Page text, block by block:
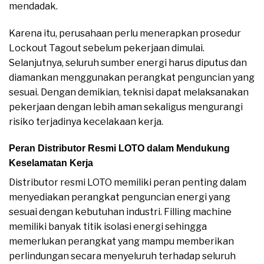
mendadak.
Karena itu, perusahaan perlu menerapkan prosedur
Lockout Tagout sebelum pekerjaan dimulai.
Selanjutnya, seluruh sumber energi harus diputus dan
diamankan menggunakan perangkat penguncian yang
sesuai. Dengan demikian, teknisi dapat melaksanakan
pekerjaan dengan lebih aman sekaligus mengurangi
risiko terjadinya kecelakaan kerja.
Peran Distributor Resmi LOTO dalam Mendukung
Keselamatan Kerja
Distributor resmi LOTO memiliki peran penting dalam
menyediakan perangkat penguncian energi yang
sesuai dengan kebutuhan industri. Filling machine
memiliki banyak titik isolasi energi sehingga
memerlukan perangkat yang mampu memberikan
perlindungan secara menyeluruh terhadap seluruh